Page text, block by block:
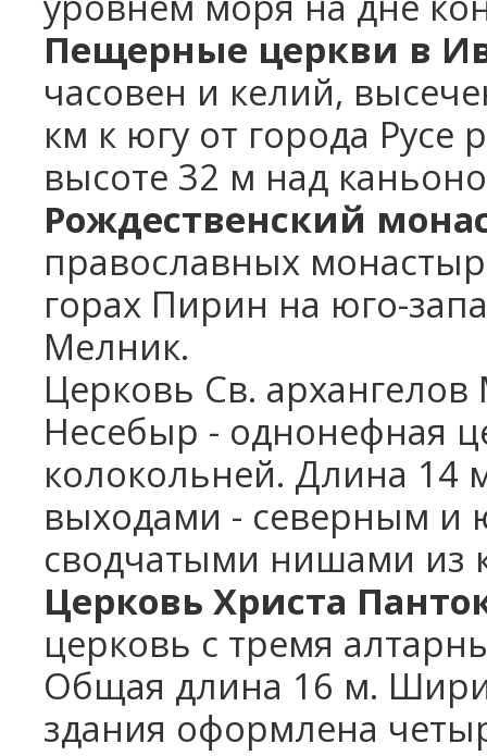
Пещерные церкви в
часовен и келий,
км к югу от города
высоте 32 м над
Рождественский
православных
горах Пирин на юго-
Мелник.
Церковь Св.
Несебыр - однонефная
колокольней. Длина 14
выходами - северным и
сводчатыми нишами из
Церковь Христа
церковь с тремя
Общая длина 16 м.
здания оформлена